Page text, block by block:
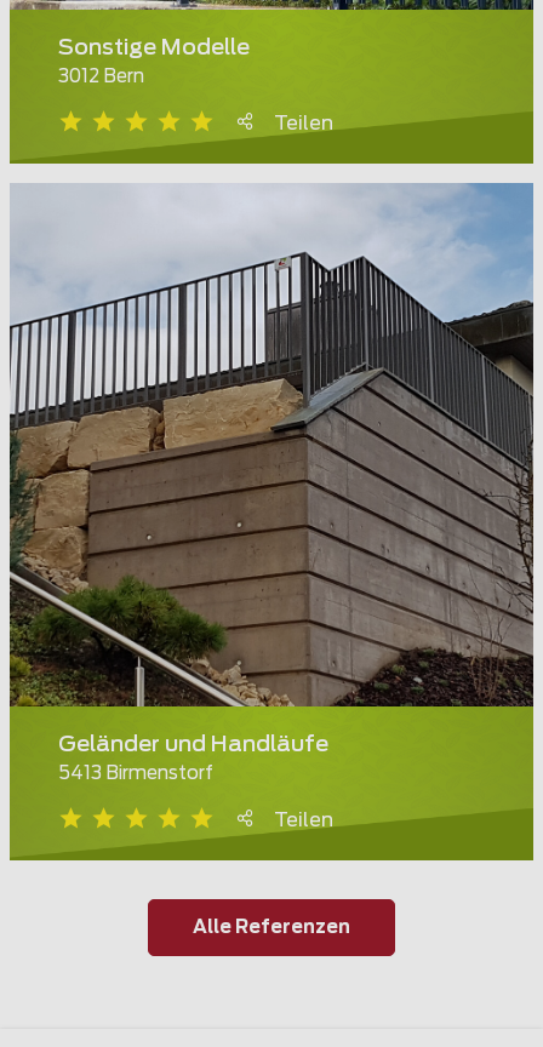
Sonstige Modelle
3012 Bern
Teilen
Geländer und Handläufe
5413 Birmenstorf
Teilen
Alle Referenzen